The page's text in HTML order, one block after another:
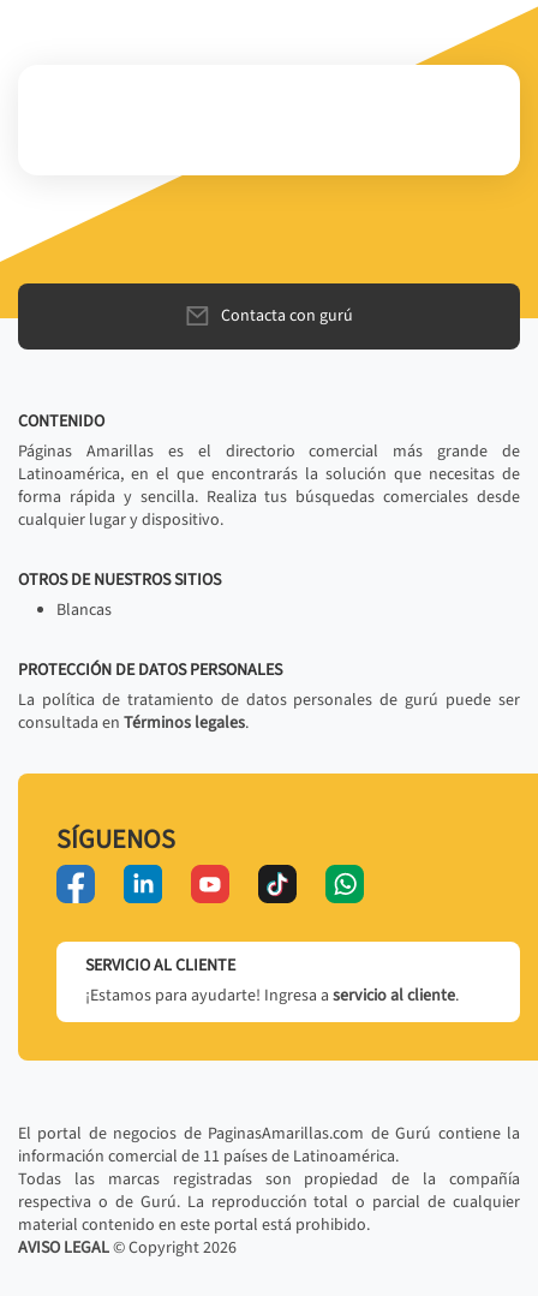
Contacta con gurú
CONTENIDO
Páginas Amarillas es el directorio comercial más grande de
Latinoamérica, en el que encontrarás la solución que necesitas de
forma rápida y sencilla. Realiza tus búsquedas comerciales desde
cualquier lugar y dispositivo.
OTROS DE NUESTROS SITIOS
Blancas
PROTECCIÓN DE DATOS PERSONALES
La política de tratamiento de datos personales de gurú puede ser
consultada en Términos legales.
SÍGUENOS
SERVICIO AL CLIENTE
¡Estamos para ayudarte! Ingresa a servicio al cliente.
El portal de negocios de PaginasAmarillas.com de Gurú contiene la
información comercial de 11 países de Latinoamérica.
Todas las marcas registradas son propiedad de la compañía
respectiva o de Gurú. La reproducción total o parcial de cualquier
material contenido en este portal está prohibido.
AVISO LEGAL© Copyright2026